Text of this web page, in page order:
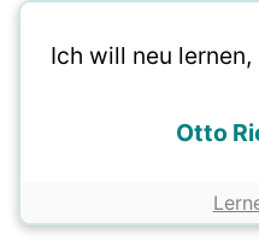
Ich will neu
Otto